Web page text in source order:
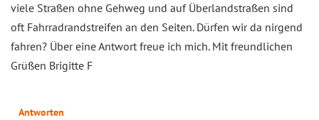
viele Straßen ohne Gehweg und auf Überlandstraßen sind
oft Fahrradrandstreifen an den Seiten. Dürfen wir da nirgend
fahren? Über eine Antwort freue ich mich. Mit freundlichen
Grüßen Brigitte F
Antworten